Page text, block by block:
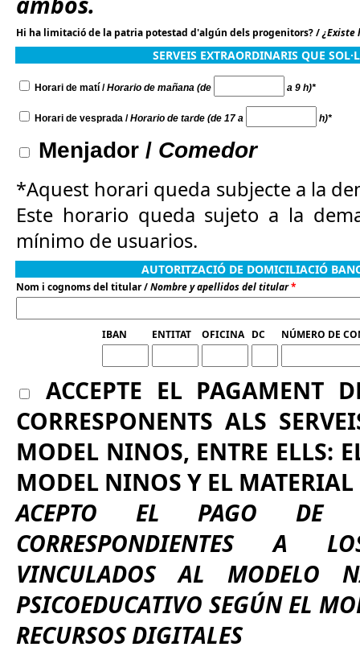
Hi ha limitació de la patria potestad d'algún dels progenitors? /¿Existe
SERVEIS EXTRAORDINARIS QUE
Horari de matí /Horario de mañana (de a 9 h)*
Horari de vesprada /Horario de tarde (de 17 a h)*
Menjador / Comedor
*Aquest horari queda subjecte a la
Este horario queda sujeto a la
mínimo de usuarios.
AUTORITZACIÓ DE DOMICILIACIÓ
Nom i cognoms del titular /Nombre y apellidos del titular*
IBAN ENTITAT OFICINA DC NÚMERO DE
ACCEPTE EL PAGAMENT
CORRESPONENTS ALS
MODEL NINOS, ENTRE ELLS:
MODEL NINOS Y EL
ACEPTO EL PAGO DE
CORRESPONDIENTES A
VINCULADOS AL MODELO
PSICOEDUCATIVO SEGÚN EL
RECURSOS DIGITALES